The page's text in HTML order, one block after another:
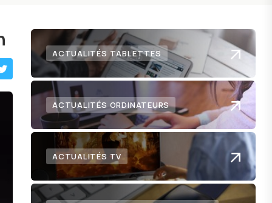
ACTUALITÉS TABLETTES
ACTUALITÉS ORDINATEURS
ACTUALITÉS TV